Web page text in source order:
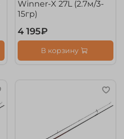
Winner-X 27L (2.7м/3-
15гр)
4 195₽
В корзину